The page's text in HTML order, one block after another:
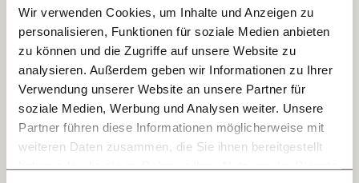
Wir verwenden Cookies, um Inhalte und Anzeigen zu
personalisieren, Funktionen für soziale Medien anbieten
zu können und die Zugriffe auf unsere Website zu
analysieren. Außerdem geben wir Informationen zu Ihrer
Verwendung unserer Website an unsere Partner für
soziale Medien, Werbung und Analysen weiter. Unsere
Partner führen diese Informationen möglicherweise mit
weiteren Daten zusammen, die Sie ihnen bereitgestellt
Immer auf dem Laufenden
bleiben mit unseren gratis
E-Mail-Newslettern!
Ich werde Fördermitglied* …
E-Mail
Whatsapp
Was ist deine Ausrede?
Dein Morgenmoment ist da!
Gesundheit Klimakrise